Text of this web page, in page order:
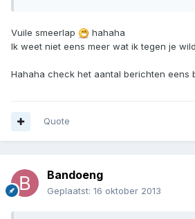
Vuile smeerlap
hahaha
Ik weet niet eens meer wat ik tegen je
Hahaha check het aantal berichten eens
Quote
Bandoeng
Geplaatst: 16 oktober 2013